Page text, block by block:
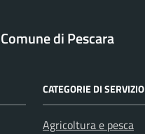
Comune di Pescara
CATEGORIE DI SERVIZIO
Agricoltura e pesca